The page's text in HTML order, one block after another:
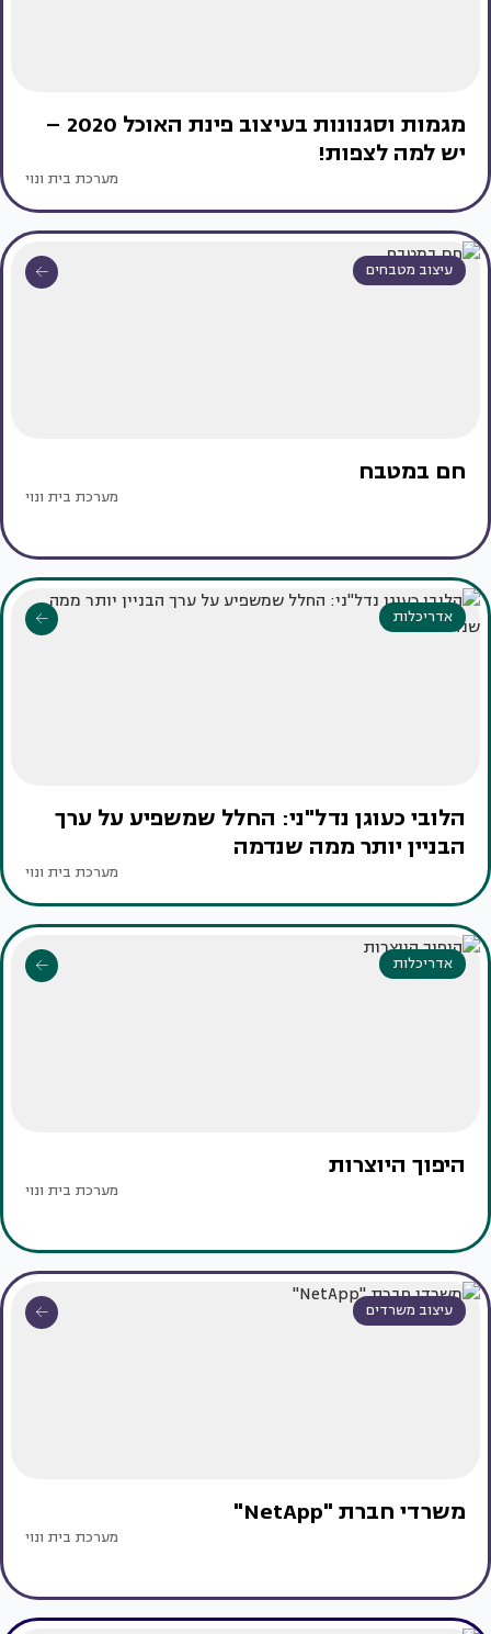
מגמות וסגנונות בעיצוב פינת האוכל 2020 –
יש למה לצפות!
מערכת בית ונוי
עיצוב מטבחים
חם במטבח
מערכת בית ונוי
אדריכלות
הלובי כעוגן נדל"ני: החלל שמשפיע על ערך
הבניין יותר ממה שנדמה
מערכת בית ונוי
אדריכלות
היפוך היוצרות
מערכת בית ונוי
עיצוב משרדים
משרדי חברת "NetApp"
מערכת בית ונוי